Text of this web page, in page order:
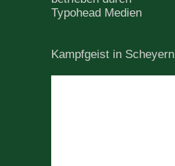
Typohead Medien
Kampfgeist in Scheyern